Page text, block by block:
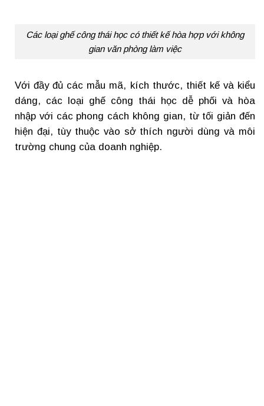
Các loại ghế công thái học có thiết kế hòa hợp với không
gian văn phòng làm việc
Với đầy đủ các mẫu mã, kích thước, thiết kế và kiểu
dáng, các loại ghế công thái học dễ phối và hòa
nhập với các phong cách không gian, từ tối giản đến
hiện đại, tùy thuộc vào sở thích người dùng và môi
trường chung của doanh nghiệp.